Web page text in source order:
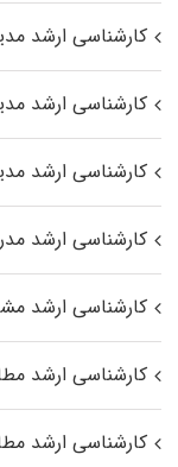
کارشناسی ارشد
کارشناسی ارشد
کارشناسی ارشد
کارشناسی ارشد
کارشناسی ارشد
کارشناسی ارشد
کارشناسی ارشد